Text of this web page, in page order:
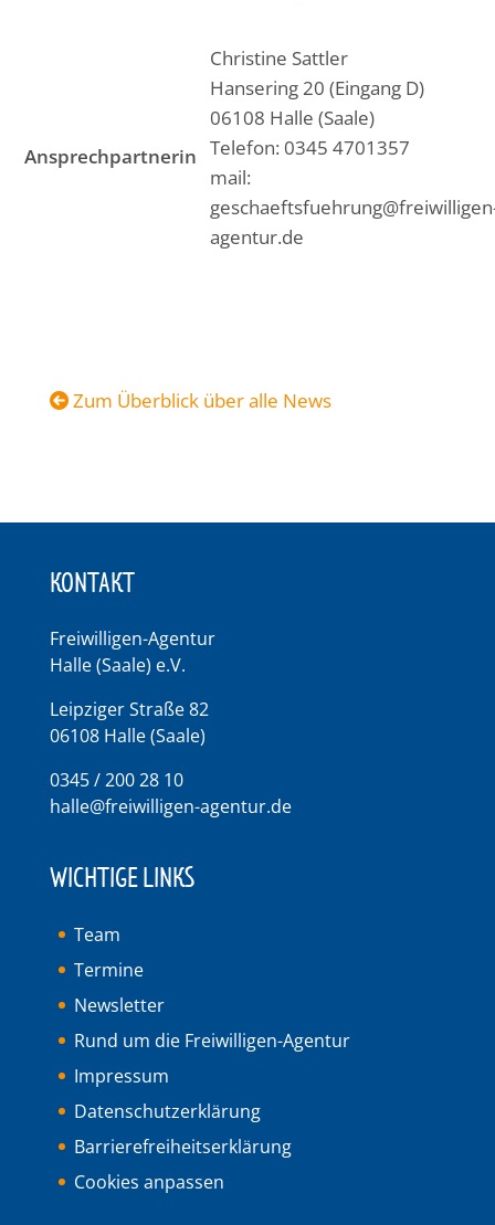
Ansprechpartnerin
Christine Sattler
Hansering 20 (Eingang D)
06108 Halle (Saale)
Telefon: 0345 4701357
mail:
agentur.de
Zum Überblick über alle News
KONTAKT
Freiwilligen-Agentur
Halle (Saale) e.V.
Leipziger Straße 82
06108 Halle (Saale)
0345 / 200 28 10
halle@freiwilligen-agentur.de
WICHTIGE LINKS
Team
Termine
Newsletter
Rund um die Freiwilligen-Agentur
Impressum
Datenschutzerklärung
Barrierefreiheitserklärung
Cookies anpassen